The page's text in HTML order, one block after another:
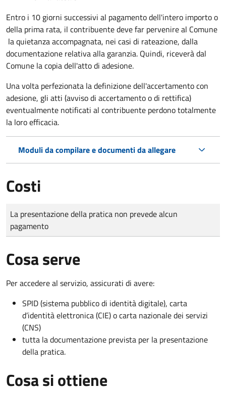
Entro i 10 giorni successivi al pagamento dell'intero importo o
della prima rata, il contribuente deve far pervenire al Comune
la quietanza accompagnata, nei casi di rateazione, dalla
documentazione relativa alla garanzia. Quindi, riceverà dal
Comune la copia dell'atto di adesione.
Una volta perfezionata la definizione dell'accertamento con
adesione, gli atti (avviso di accertamento o di rettifica)
eventualmente notificati al contribuente perdono totalmente
la loro efficacia.
Moduli da compilare e documenti da allegare
Costi
Tipo di pagamento
Importo
La presentazione della pratica non prevede alcun
pagamento
Cosa serve
Per accedere al servizio, assicurati di avere:
SPID (sistema pubblico di identità digitale), carta
d’identità elettronica (CIE) o carta nazionale dei servizi
(CNS)
tutta la documentazione prevista per la presentazione
della pratica.
Cosa si ottiene